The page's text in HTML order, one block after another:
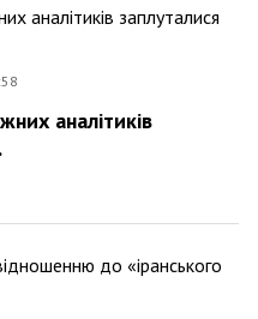
аналітиків